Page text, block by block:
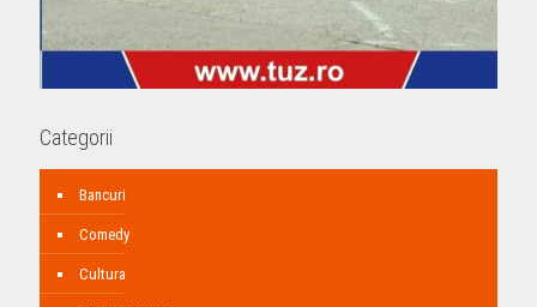
Categorii
Bancuri
Comedy
Cultura